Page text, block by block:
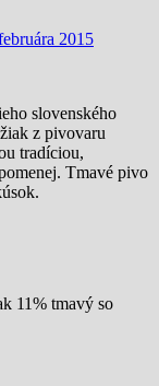
2015
slovenského
z pivovaru
tradíciou,
Tmavé pivo
11% tmavý so